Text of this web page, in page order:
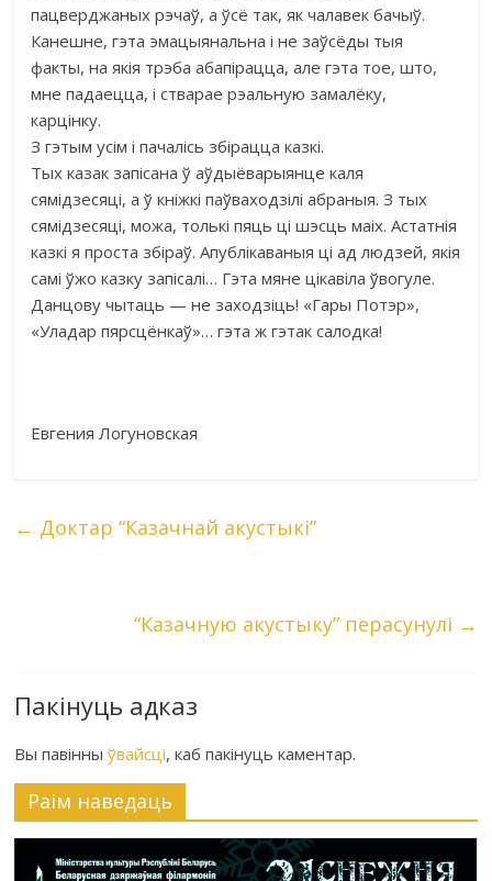
пацверджаных рэчаў, а ўсё так, як чалавек бачыў.
Канешне, гэта эмацыянальна і не заўсёды тыя
факты, на якія трэба абапірацца, але гэта тое, што,
мне падаецца, і стварае рэальную замалёку,
карцінку.
З гэтым усім і пачалісь збірацца казкі.
Тых казак запісана ў аўдыёварыянце каля
сямідзесяці, а ў кніжкі паўваходзілі абраныя. З тых
сямідзесяці, можа, толькі пяць ці шэсць маіх. Астатнія
казкі я проста збіраў. Апублікаваныя ці ад людзей, якія
самі ўжо казку запісалі… Гэта мяне цікавіла ўвогуле.
Данцову чытаць — не заходзіць! «Гары Потэр»,
«Уладар пярсцёнкаў»… гэта ж гэтак салодка!
Евгения Логуновская
← Доктар “Казачнай акустыкі”
“Казачную акустыку” перасунулі →
Пакінуць адказ
Вы павінныўвайсці, каб пакінуць каментар.
Раiм наведаць